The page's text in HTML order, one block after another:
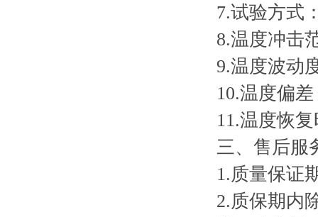
7.试验方式
8.温度冲击
9.温度波动
10.温度偏
11.温度恢
三、售后服
1.质量保证
2.质保期内